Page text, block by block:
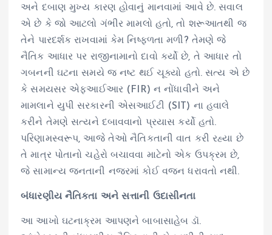
અને દબાણ મુખ્ય કારણ હોવાનું માનવામાં આવે છે. સવાલ
એ છે કે જો આટલો ગંભીર મામલો હતો, તો શરૂઆતથી જ
તેને પારદર્શક રાખવામાં કેમ નિષ્ફળતા મળી? તેમણે જે
નૈતિક આધાર પર રાજીનામાનો દાવો કર્યો છે, તે આધાર તો
ગબનની ઘટના સમયે જ નષ્ટ થઈ ચૂક્યો હતો. સત્ય એ છે
કે સમયસર એફઆઈઆર (FIR) ન નોંધાવીને અને
મામલાને યુપી સરકારની એસઆઈટી (SIT) ના હવાલે
કરીને તેમણે સત્યને દબાવવાનો પ્રયાસ કર્યો હતો.
પરિણામસ્વરૂપ, આજે તેઓ નૈતિકતાની વાત કરી રહ્યા છે
તે માત્ર પોતાનો ચહેરો બચાવવા માટેનો એક ઉપક્રમ છે,
જે સામાન્ય જનતાની નજરમાં કોઈ વજન ધરાવતો નથી.
બંધારણીય નૈતિકતા અને સત્તાની ઉદાસીનતા
આ આખો ઘટનાક્રમ આપણને બાબાસાહેબ ડૉ.